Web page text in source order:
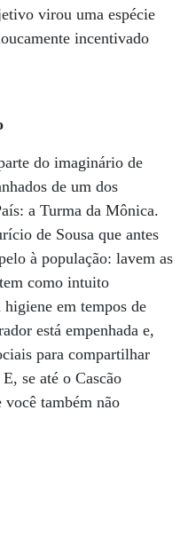
virou uma espécie
incentivado
do imaginário de
de um dos
a Turma da Mônica.
de Sousa que antes
à população: lavem as
como intuito
em tempos de
está empenhada e,
para compartilhar
se até o Cascão
também não